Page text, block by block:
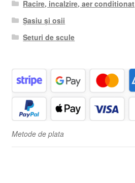
Racire, incalzire, aer conditionat
Șasiu și osii
Seturi de scule
Metode de plata